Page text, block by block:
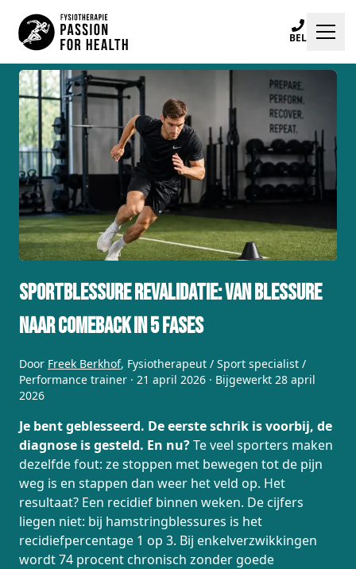
BEL
Klachten
Specialisaties
Trainingen
Locaties
Praktijkinfo
Blogs
Afspraak maken
Sportblessure revalidatie: van blessure
naar comeback in 5 fases
Door Freek Berkhof, Fysiotherapeut / Sport specialist /
Performance trainer · 21 april 2026 · Bijgewerkt 28 april
2026
Je bent geblesseerd. De eerste schrik is voorbij, de
diagnose is gesteld. En nu?Te veel sporters maken
dezelfde fout: ze stoppen met bewegen tot de pijn
weg is en stappen dan weer het veld op. Het
resultaat? Een recidief binnen weken. De cijfers
liegen niet: bij hamstringblessures is het
recidiefpercentage 1 op 3. Bij enkelverzwikkingen
wordt 74 procent chronisch zonder goede